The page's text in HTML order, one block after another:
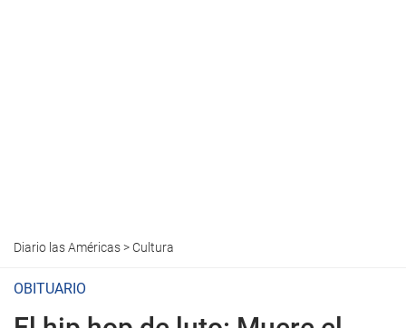
Diario las Américas> Cultura
OBITUARIO